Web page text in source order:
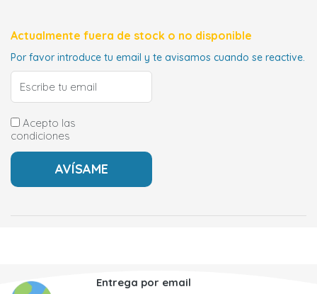
Actualmente fuera de stock o no disponible
Por favor introduce tu email y te avisamos cuando se reactive.
Acepto las
condiciones
Entrega por email